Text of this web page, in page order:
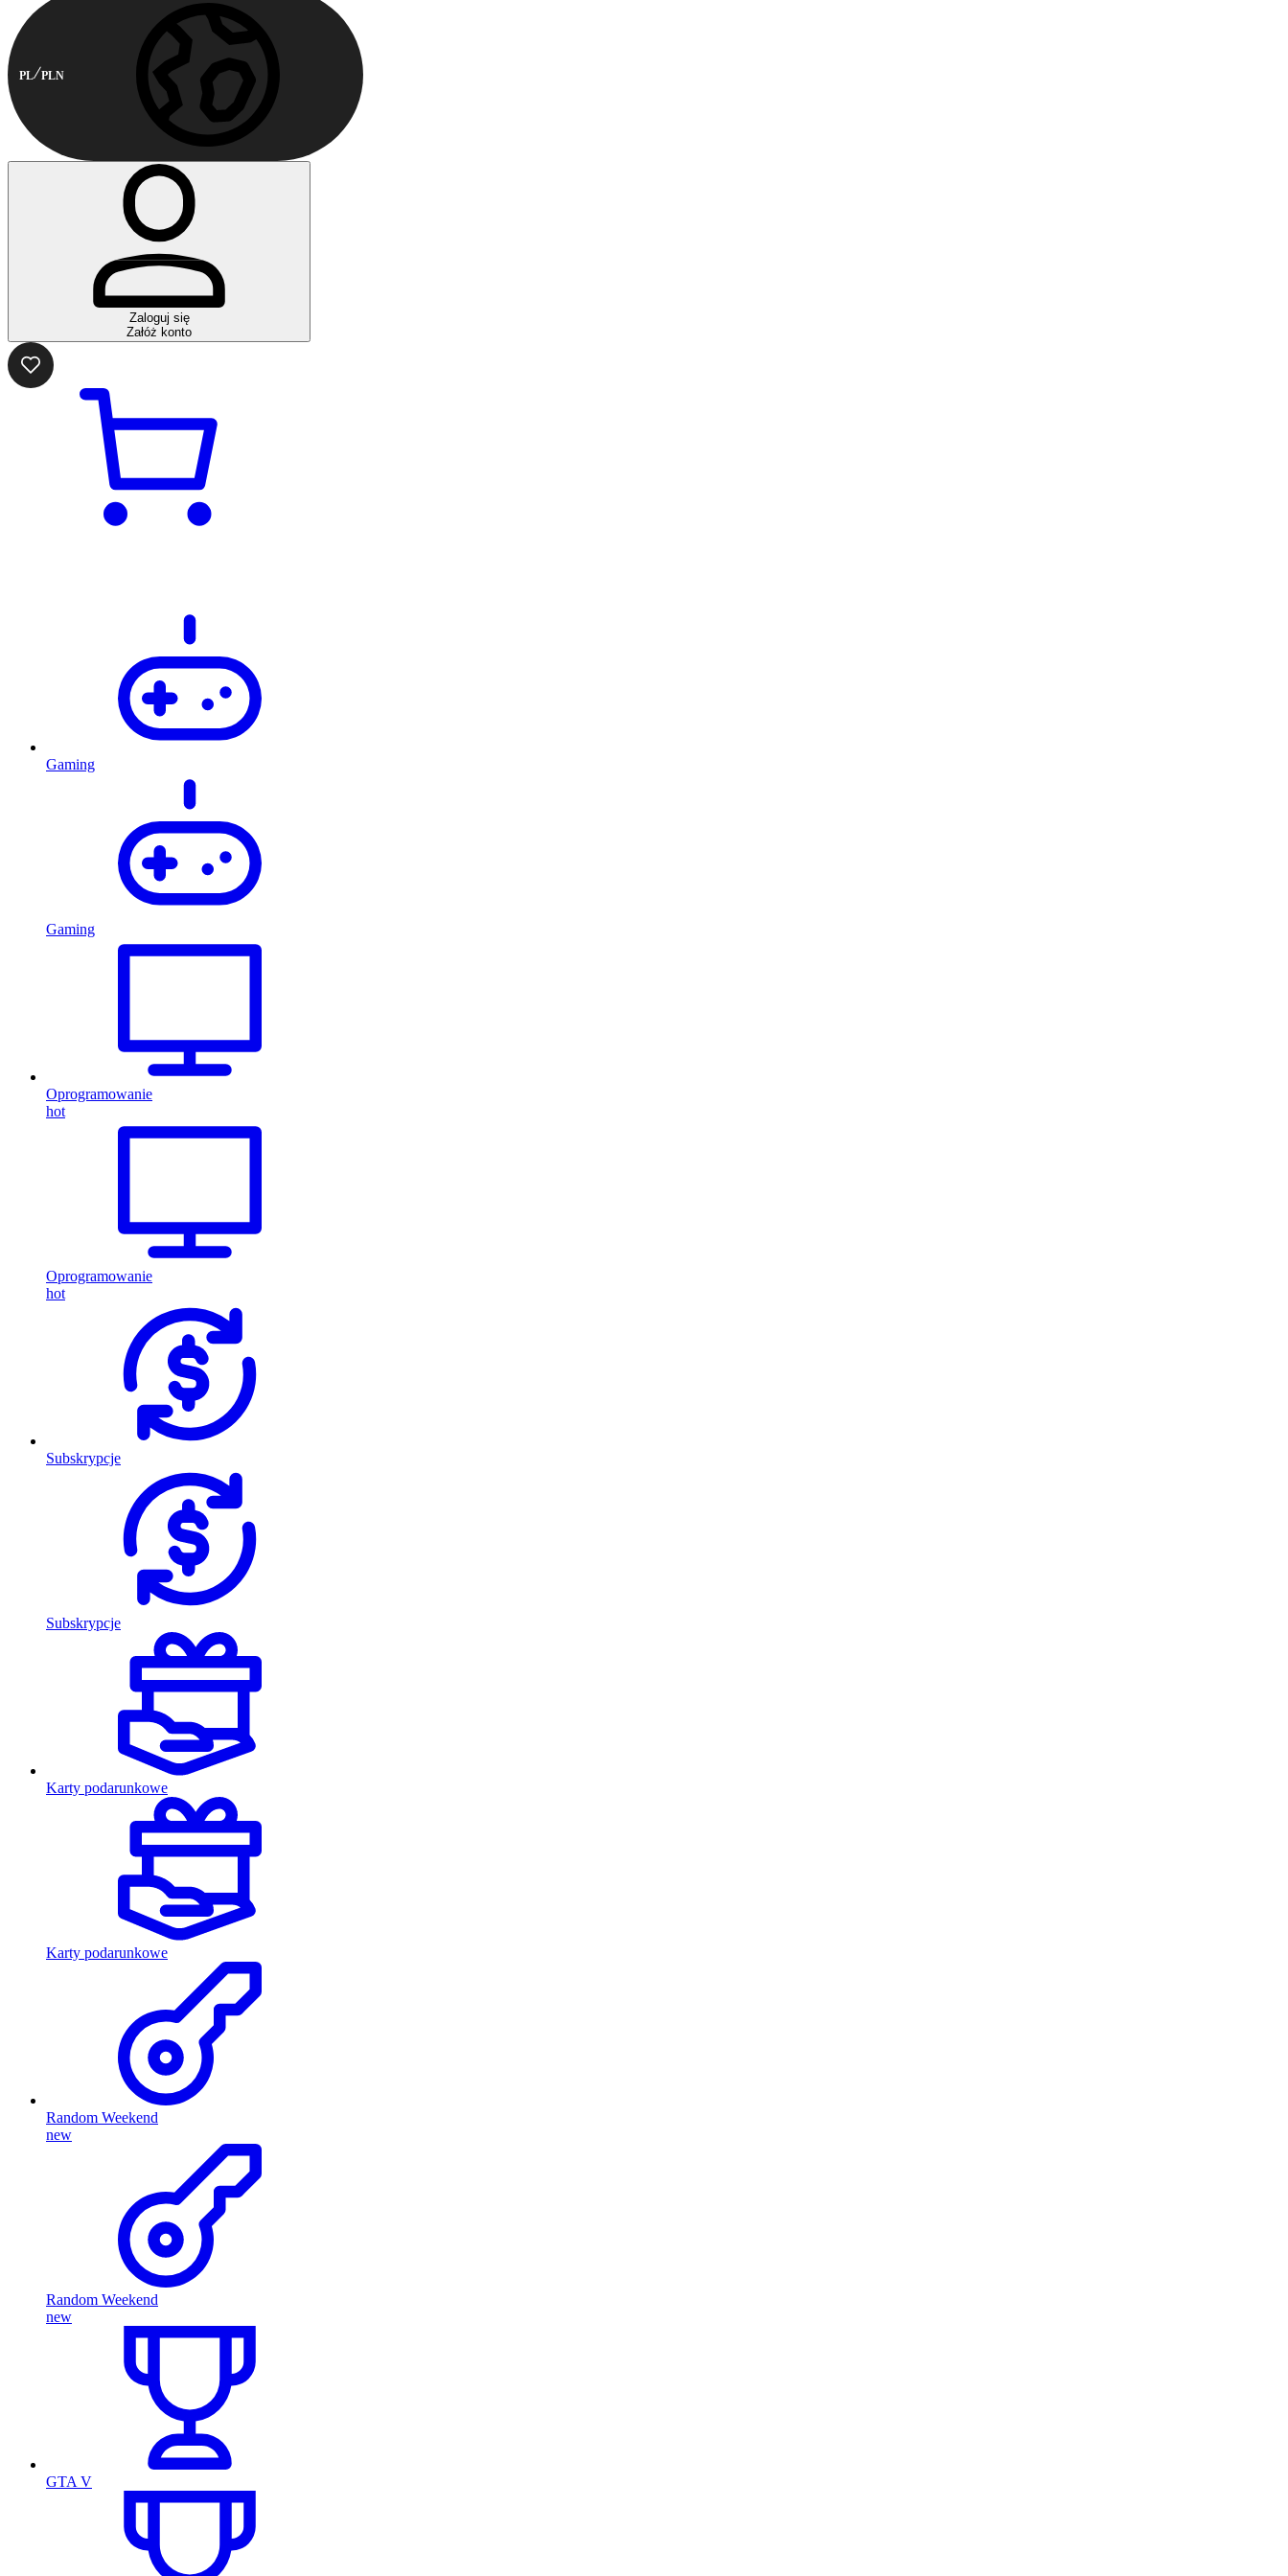
PL PLN
Zaloguj się
Załóż konto
Gaming
Gaming
Oprogramowanie
hot
Oprogramowanie
hot
Subskrypcje
Subskrypcje
Karty podarunkowe
Karty podarunkowe
Random Weekend
new
Random Weekend
new
GTA V